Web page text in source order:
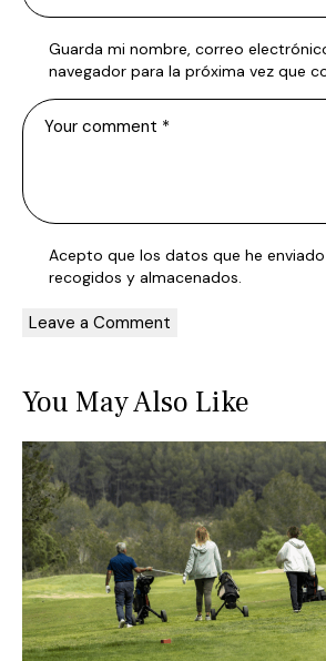
Guarda mi nombre, correo
navegador para la próxima vez que
Acepto que los datos que he
recogidos y almacenados.
You May Also Like